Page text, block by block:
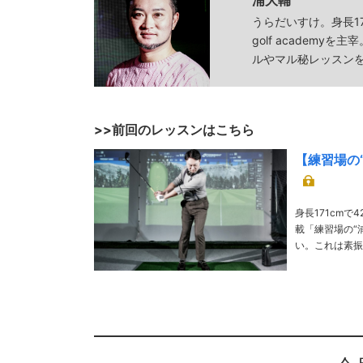
うらだいすけ。身長
golf academyを主宰
ルやマル秘レッスン
>>前回のレッスンはこちら
【練習場
身長171cmで
載「練習場の“
い。これは素